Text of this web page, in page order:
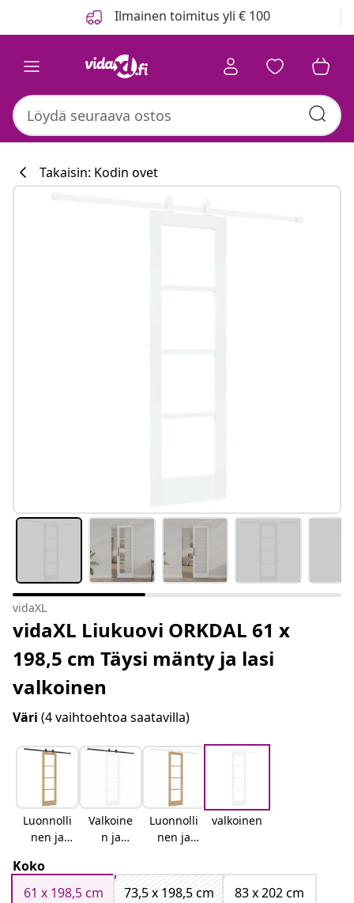
Ilmainen toimitus yli € 100
Takaisin: Kodin ovet
vidaXL
vidaXL Liukuovi ORKDAL 61 x
198,5 cm Täysi mänty ja lasi
valkoinen
Väri (4 vaihtoehtoa saatavilla)
Luonnolli
nen ja
Valkoine
n ja
Luonnolli
nen ja
valkoinen
Koko
61 x 198,5 cm
73,5 x 198,5 cm
83 x 202 cm